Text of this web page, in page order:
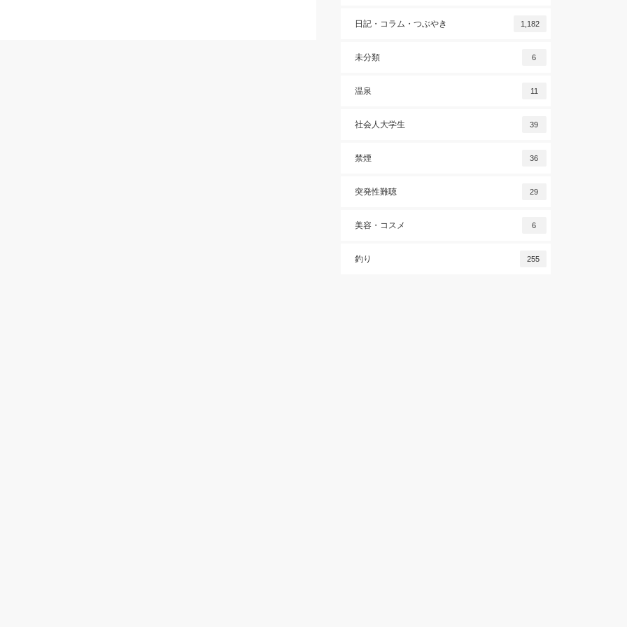
日記・コラム・つぶやき 1,182
未分類 6
温泉 11
社会人大学生 39
禁煙 36
突発性難聴 29
美容・コスメ 6
釣り 255